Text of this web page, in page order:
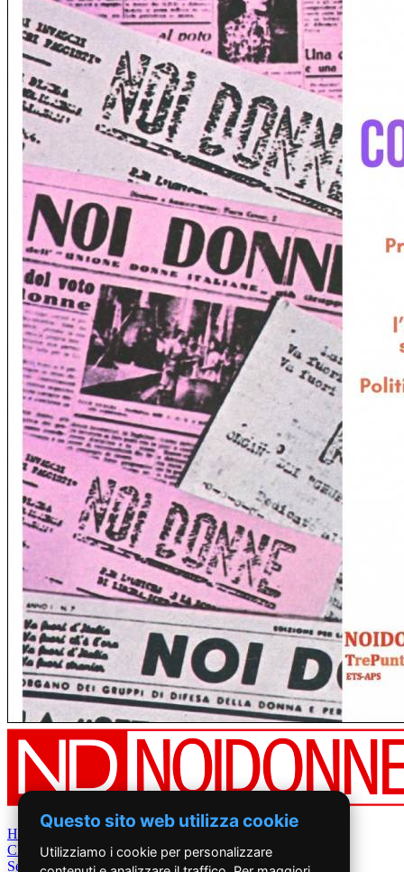
Home
Chi Siamo
Settimanale
Questo sito web utilizza cookie
Utilizziamo i cookie per personalizzare